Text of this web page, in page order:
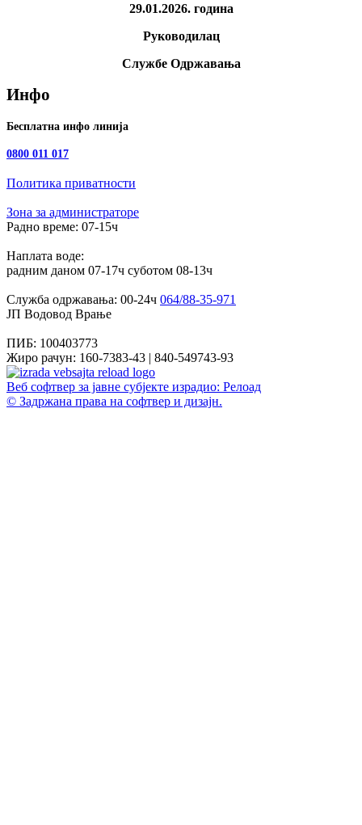
29.01.2026. година
Руководилац
Службе Одржавања
Инфо
Бесплатна инфо линија
0800 011 017
Политика приватности
Зона за администраторе
Радно време: 07-15ч
Наплата воде:
радним даном 07-17ч суботом 08-13ч
Служба одржавања: 00-24ч 064/88-35-971
ЈП Водовод Врање
ПИБ: 100403773
Жиро рачун: 160-7383-43 | 840-549743-93
Веб софтвер за јавне субјекте израдио: Релоад
© Задржана права на софтвер и дизајн.